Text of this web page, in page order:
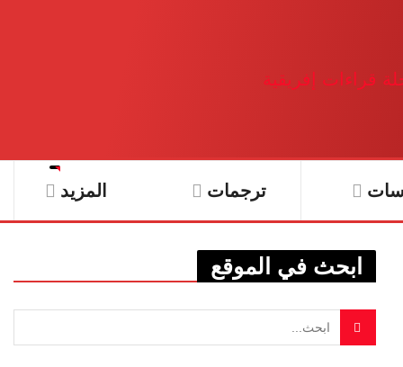
ترجمات المزيد
ابحث في الموقع